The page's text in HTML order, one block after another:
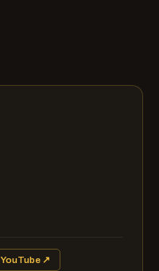
YouTube ↗